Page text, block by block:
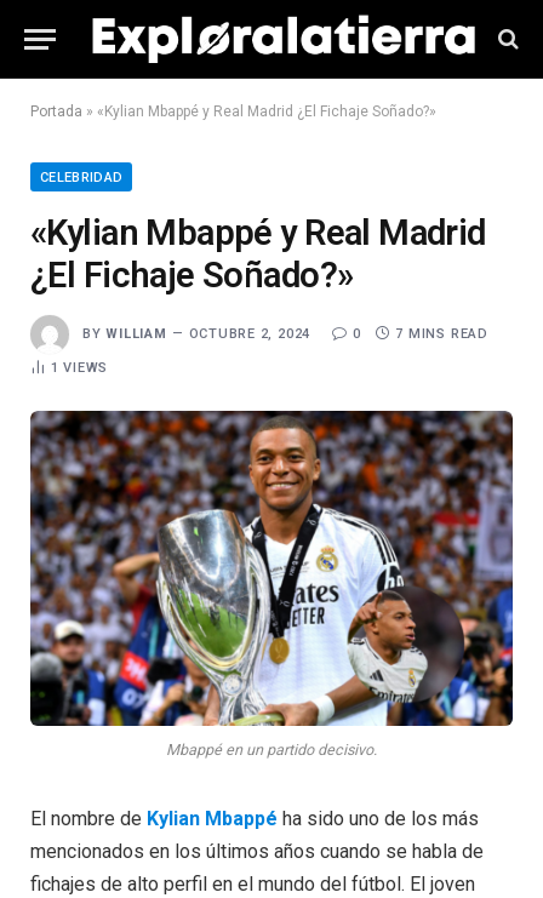
Portada » «Kylian Mbappé y Real Madrid ¿El Fichaje Soñado?»
CELEBRIDAD
«Kylian Mbappé y Real Madrid
¿El Fichaje Soñado?»
BY WILLIAM OCTUBRE 2, 2024 0 7 MINS READ
1VIEWS
Mbappé en un partido decisivo.
El nombre de Kylian Mbappé ha sido uno de los más
mencionados en los últimos años cuando se habla de
fichajes de alto perfil en el mundo del fútbol. El joven